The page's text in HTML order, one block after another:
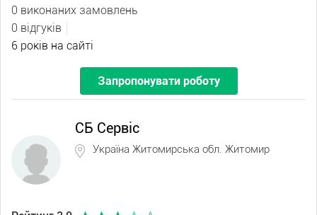
0 виконаних замовлень
0 відгуків
6 років на сайті
Запропонувати роботу
СБ Сервіс
Україна Житомирська обл. Житомир